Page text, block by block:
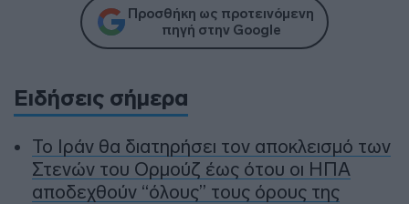
Προσθήκη ως προτεινόμενη
πηγή στην Google
Ειδήσεις σήμερα
To Ιράν θα διατηρήσει τον αποκλεισμό των
Στενών του Ορμούζ έως ότου οι ΗΠΑ
αποδεχθούν “όλους” τους όρους της